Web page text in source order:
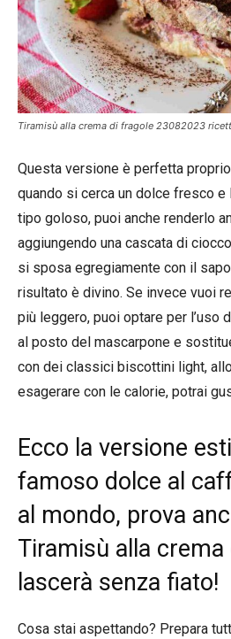
Tiramisù alla crema di fragole 23082023
Questa versione è perfetta
quando si cerca un dolce fresco
tipo goloso, puoi anche renderlo
aggiungendo una cascata di
si sposa egregiamente con il
risultato è divino. Se invece vuoi
più leggero, puoi optare per l’uso
al posto del mascarpone e
con dei classici biscottini light,
esagerare con le calorie, potrai
Ecco la versione
famoso dolce al
al mondo, prova
Tiramisù alla
lascerà senza fiato!
Cosa stai aspettando? Prepara